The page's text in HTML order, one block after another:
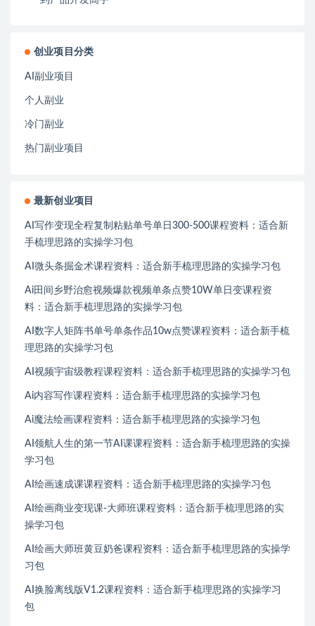
创业项目分类
AI副业项目
个人副业
冷门副业
热门副业项目
最新创业项目
AI写作变现全程复制粘贴单号单日300-500课程资料：适合新
手梳理思路的实操学习包
AI微头条掘金术课程资料：适合新手梳理思路的实操学习包
Ai田间乡野治愈视频爆款视频单条点赞10W单日变课程资
料：适合新手梳理思路的实操学习包
AI数字人矩阵书单号单条作品10w点赞课程资料：适合新手梳
理思路的实操学习包
AI视频宇宙级教程课程资料：适合新手梳理思路的实操学习包
Ai内容写作课程资料：适合新手梳理思路的实操学习包
Ai魔法绘画课程资料：适合新手梳理思路的实操学习包
AI领航人生的第一节AI课课程资料：适合新手梳理思路的实操
学习包
AI绘画速成课课程资料：适合新手梳理思路的实操学习包
AI绘画商业变现课-大师班课程资料：适合新手梳理思路的实
操学习包
AI绘画大师班黄豆奶爸课程资料：适合新手梳理思路的实操学
习包
AI换脸离线版V1.2课程资料：适合新手梳理思路的实操学习
包